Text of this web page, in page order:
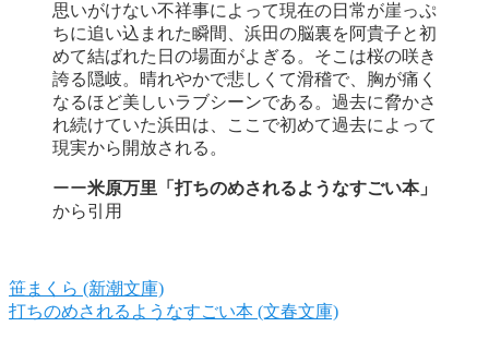
思いがけない不祥事によって現在の日常が崖っぷ
ちに追い込まれた瞬間、浜田の脳裏を阿貴子と初
めて結ばれた日の場面がよぎる。そこは桜の咲き
誇る隠岐。晴れやかで悲しくて滑稽で、胸が痛く
なるほど美しいラブシーンである。過去に脅かさ
れ続けていた浜田は、ここで初めて過去によって
現実から開放される。
ーー米原万里「打ちのめされるようなすごい本」
から引用
笹まくら (新潮文庫)
打ちのめされるようなすごい本 (文春文庫)